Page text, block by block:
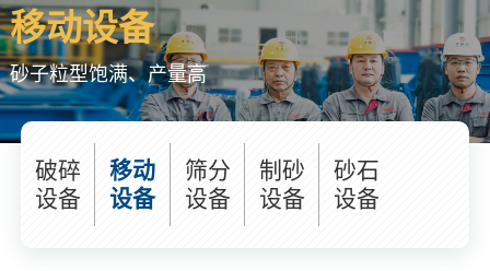
移动设备
砂子粒型饱满、产量高
破碎
设备
移动
设备
筛分
设备
制砂
设备
砂石
设备